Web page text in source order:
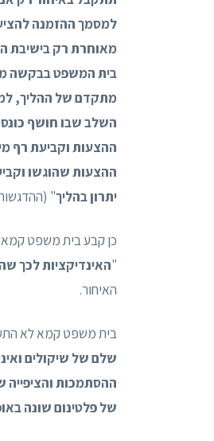
למסמך ההזמנה
מאוחרת רק בישיבת
בית המשפט בבקשה
מתקדם של ההליך,
השלב שבו חושף
ההצעות וקביעת רף
ההצעות שהוגשו
יתרון בהליך"
כן קבע בית משפט קמא
"האינדיקציות לכך
האיחור.
בית משפט קמא לא
שלם של שיקולים
ההסתמכות
של פלטינום שונה